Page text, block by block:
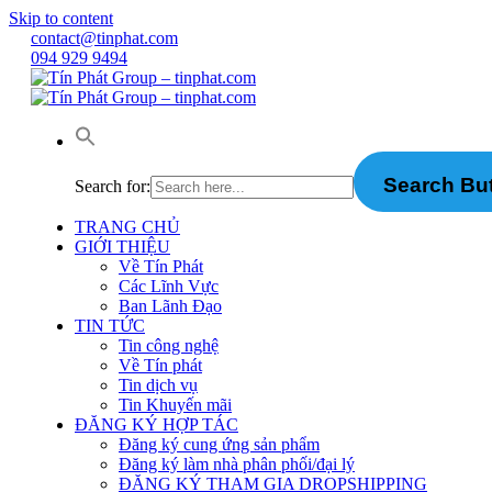
Skip to content
contact@tinphat.com
094 929 9494
Search for: Search
TRANG CHỦ
GIỚI THIỆU
Về Tín Phát
Các Lĩnh Vực
Ban Lãnh Đạo
TIN TỨC
Tin công nghệ
Về Tín phát
Tin dịch vụ
Tin Khuyến mãi
ĐĂNG KÝ HỢP TÁC
Đăng ký cung ứng sản phẩm
Đăng ký làm nhà phân phối/đại lý
ĐĂNG KÝ THAM GIA DROPSHIPPING